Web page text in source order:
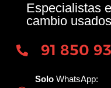
Especialistas
cambio
91 850
Solo WhatsApp: